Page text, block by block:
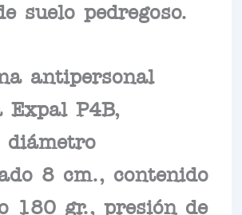
suelo pedregoso.
antipersonal
Expal P4B,
diámetro
8 cm., contenido
180 gr., presión de